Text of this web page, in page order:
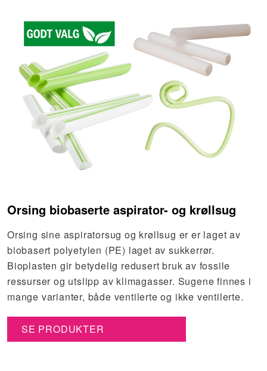
Orsing biobaserte aspirator- og krøllsug
Orsing sine aspiratorsug og krøllsug er er laget av
biobasert polyetylen (PE) laget av sukkerrør.
Bioplasten gir betydelig redusert bruk av fossile
ressurser og utslipp av klimagasser. Sugene finnes i
mange varianter, både ventilerte og ikke ventilerte.
SE PRODUKTER